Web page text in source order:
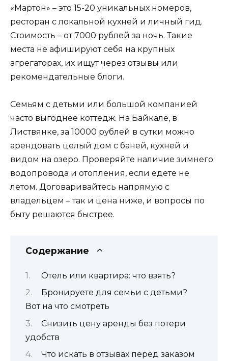
«Мартон» – это 15-20 уникальных номеров,
ресторан с локальной кухней и личный гид.
Стоимость – от 7000 рублей за ночь. Такие
места не афишируют себя на крупных
агрегаторах, их ищут через отзывы или
рекомендательные блоги.
Семьям с детьми или большой компанией
часто выгоднее коттедж. На Байкале, в
Листвянке, за 10000 рублей в сутки можно
арендовать целый дом с баней, кухней и
видом на озеро. Проверяйте наличие зимнего
водопровода и отопления, если едете не
летом. Договаривайтесь напрямую с
владельцем – так и цена ниже, и вопросы по
быту решаются быстрее.
Содержание
Отель или квартира: что взять?
Бронируете для семьи с детьми?
Вот на что смотреть
Снизить цену аренды без потери
удобств
Что искать в отзывах перед заказом